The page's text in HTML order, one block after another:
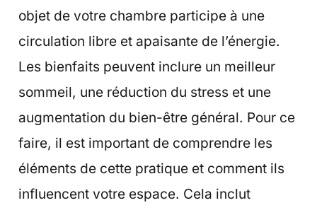
objet de votre chambre participe à une
circulation libre et apaisante de l’énergie.
Les bienfaits peuvent inclure un meilleur
sommeil, une réduction du stress et une
augmentation du bien-être général. Pour ce
faire, il est important de comprendre les
éléments de cette pratique et comment ils
influencent votre espace. Cela inclut